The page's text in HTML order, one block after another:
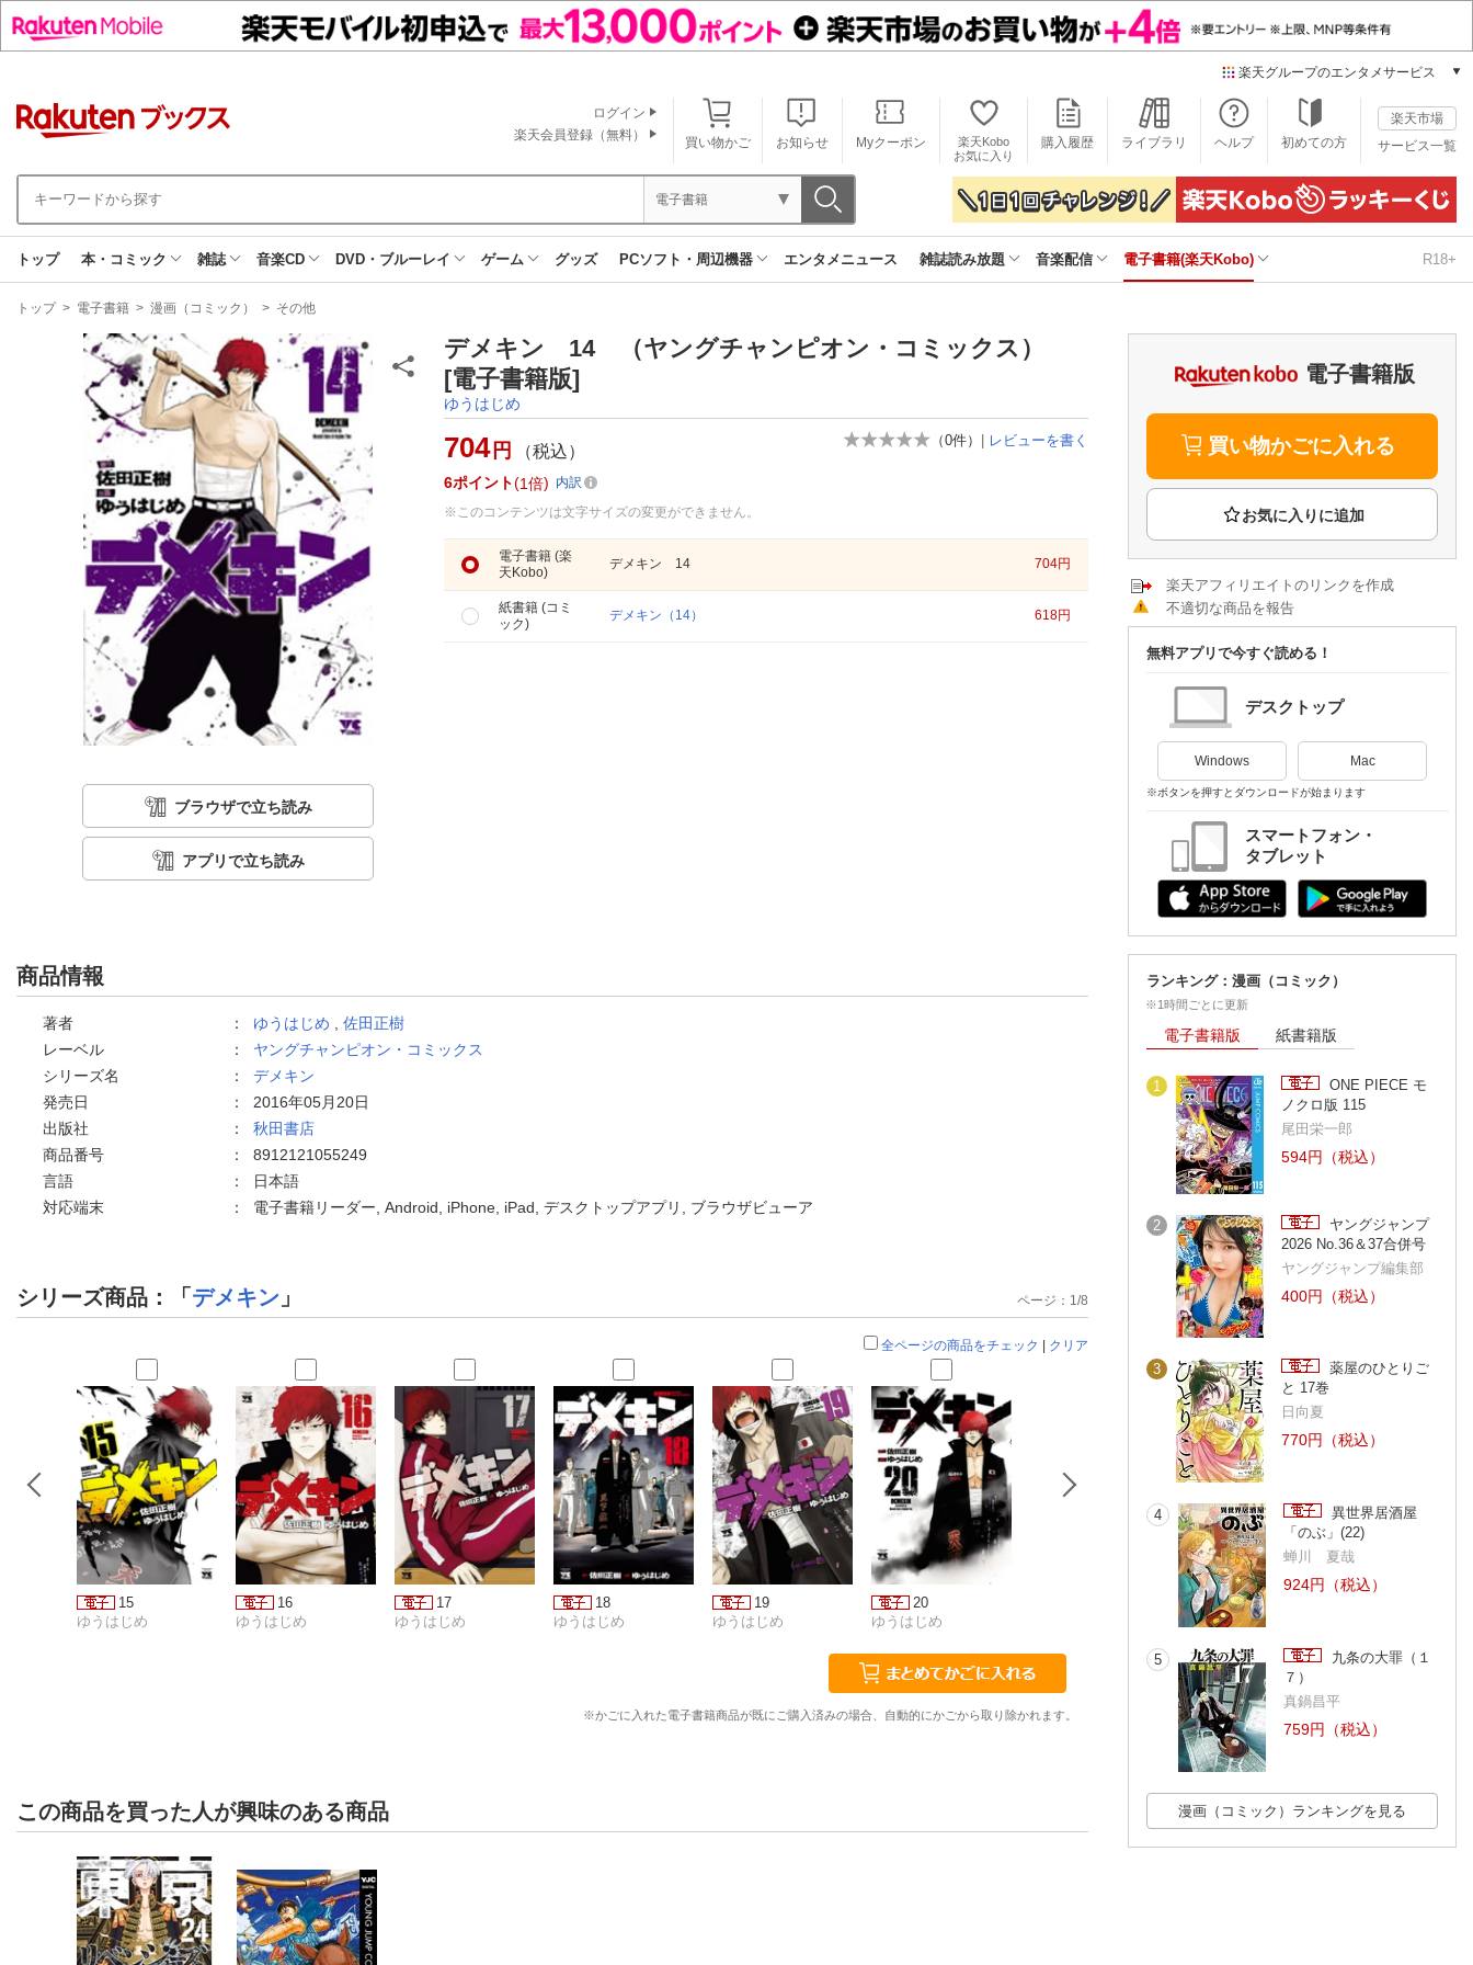
楽天グループのエンタメサービス
本/ゲーム/CD/DVD
楽天ブックス
電子書籍
楽天Kobo
雑誌読み放題
楽天ミュージック
楽天TV
動画配信ガイド
Rakuten PLAY
Rチャンネル
楽天チケット
エンタメニュース
推し楽
買い物かご お知らせ Myクーポン
楽天Kobo
お気に入り
購入履歴 ライブラリ ヘルプ 初めての方
楽天市場
サービス一覧
ログイン
楽天会員登録（無料）
電子書籍
トップ 本・コミック 雑誌 音楽CD DVD・ブルーレイ ゲーム グッズ PCソフト・周辺機器 エンタメニュース 雑誌読み放題 音楽配信 電子書籍(楽天Kobo) R18+
現
トップ > 電子書籍 > 漫画（コミック） > その他
ブラウザで立ち読み
アプリで立ち読み
デメキン 14 （ヤングチャンピオン・コミックス）
[電子書籍版]
ゆうはじめ
（0件） | レビューを書く
704 円 （税込）
6ポイント 1倍
内訳
※このコンテンツは文字サイズの変更ができません。
電子書籍 (楽
天Kobo)
デメキン 14 704円
紙書籍 (コミ
ック)
デメキン（14） 618円
商品情報
著者 ： ゆうはじめ
佐田正樹
レーベル
： ヤングチャンピオン・コミックス
シリーズ名
： デメキン
発売日
： 2016年05月20日
出版社
： 秋田書店
商品番号
： 8912121055249
言語
：
日本語
対応端末
： 電子書籍リーダー, Android, iPhone, iPad, デスクトップアプリ, ブラウザビューア
シリーズ商品：「デメキン 」 ページ：1/8
全ページの商品をチェック | クリア
15
ゆうはじめ
16
ゆうはじめ
17
ゆうはじめ
18
ゆうはじめ
19
ゆうはじめ
20
ゆうはじめ
22
ゆうはじめ
※かごに入れた電子書籍商品が既にご購入済みの場合、自動的にかごから取り除かれます。
この商品を買った人が興味のある商品
電子書籍版
買い物かごに入れる
楽天アフィリエイトのリンクを作成
不適切な商品を報告
無料アプリで今すぐ読める！
デスクトップ
Windows Mac
※ボタンを押すとダウンロードが始まります
スマートフォン・
タブレット
ランキング：漫画（コミック）
※1時間ごとに更新
電子書籍版 紙書籍版
1
ONE PIECE モ
ノクロ版 115
尾田栄一郎
594円（税込）
2
ヤングジャンプ
2026 No.36＆37合併号
ヤングジャンプ編集部
400円（税込）
3
薬屋のひとりご
と 17巻
日向夏
770円（税込）
4
異世界居酒屋
「のぶ」(22)
蝉川 夏哉
924円（税込）
5
九条の大罪（１
７）
真鍋昌平
759円（税込）
漫画（コミック）ランキングを見る